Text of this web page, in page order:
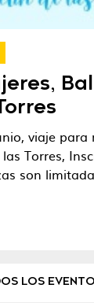
viaje para
Torres,
son
LOS